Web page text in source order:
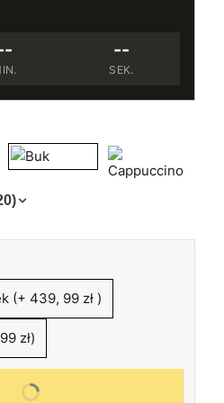
--
SEK.
(+ 439, 99 zł )
zł)
wszystkie opcje